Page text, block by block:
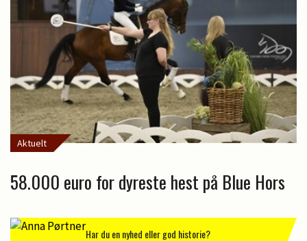
Aktuelt
58.000 euro for dyreste hest på Blue Hors
Har du en nyhed eller god historie?